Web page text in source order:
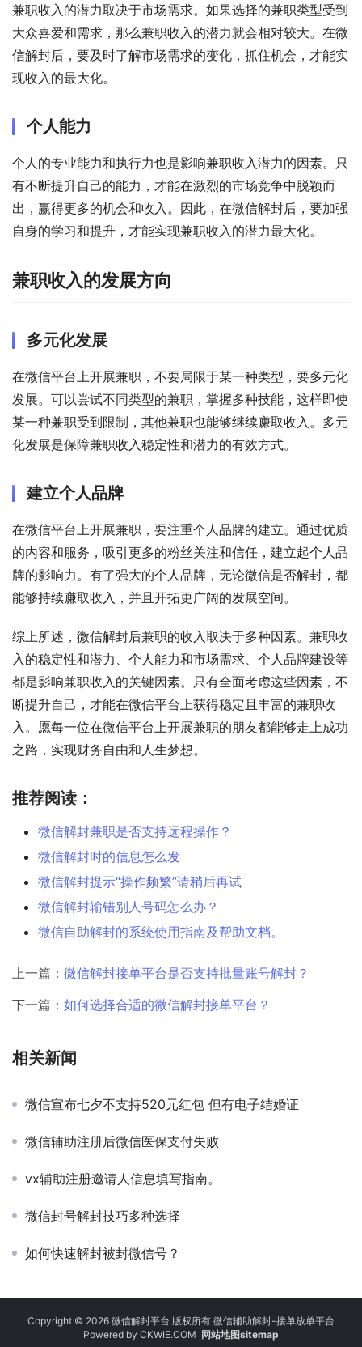
兼职收入的潜力取决于市场需求。如果选择的兼职类型受到
大众喜爱和需求，那么兼职收入的潜力就会相对较大。在微
信解封后，要及时了解市场需求的变化，抓住机会，才能实
现收入的最大化。
个人能力
个人的专业能力和执行力也是影响兼职收入潜力的因素。只
有不断提升自己的能力，才能在激烈的市场竞争中脱颖而
出，赢得更多的机会和收入。因此，在微信解封后，要加强
自身的学习和提升，才能实现兼职收入的潜力最大化。
兼职收入的发展方向
多元化发展
在微信平台上开展兼职，不要局限于某一种类型，要多元化
发展。可以尝试不同类型的兼职，掌握多种技能，这样即使
某一种兼职受到限制，其他兼职也能够继续赚取收入。多元
化发展是保障兼职收入稳定性和潜力的有效方式。
建立个人品牌
在微信平台上开展兼职，要注重个人品牌的建立。通过优质
的内容和服务，吸引更多的粉丝关注和信任，建立起个人品
牌的影响力。有了强大的个人品牌，无论微信是否解封，都
能够持续赚取收入，并且开拓更广阔的发展空间。
综上所述，微信解封后兼职的收入取决于多种因素。兼职收
入的稳定性和潜力、个人能力和市场需求、个人品牌建设等
都是影响兼职收入的关键因素。只有全面考虑这些因素，不
断提升自己，才能在微信平台上获得稳定且丰富的兼职收
入。愿每一位在微信平台上开展兼职的朋友都能够走上成功
之路，实现财务自由和人生梦想。
推荐阅读：
微信解封兼职是否支持远程操作？
微信解封时的信息怎么发
微信解封提示“操作频繁”请稍后再试
微信解封输错别人号码怎么办？
微信自助解封的系统使用指南及帮助文档。
上一篇： 微信解封接单平台是否支持批量账号解封？
下一篇： 如何选择合适的微信解封接单平台？
相关新闻
微信宣布七夕不支持520元红包 但有电子结婚证
微信辅助注册后微信医保支付失败
vx辅助注册邀请人信息填写指南。
微信封号解封技巧多种选择
如何快速解封被封微信号？
Copyright © 2026 微信解封平台 版权所有 微信辅助解封-接单放单平台
Powered by CKWIE.COM 网站地图sitemap